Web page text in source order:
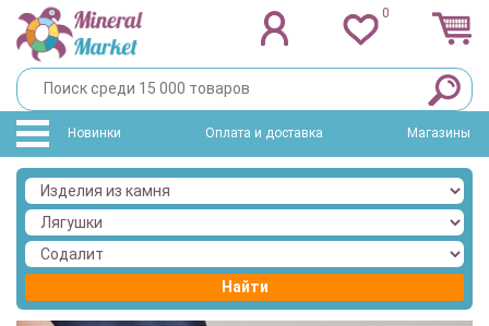
0
Новинки Оплата и доставка Магазины
Найти